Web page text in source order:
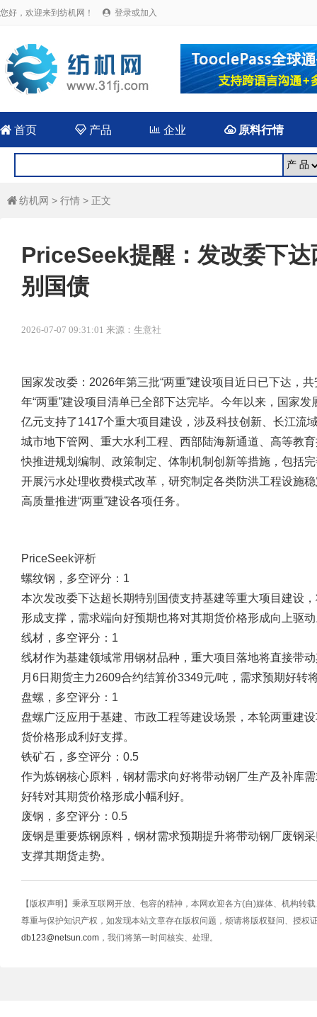
您好，欢迎来到纺机网！  登录或加入
 首页 产品  企业 原料行情
 纺机网 > 行情 > 正文
PriceSeek提醒：发改委下
别国债
2026-07-07 09:31:01 来源：生意社
国家发改委：2026年第三批“两重”建设项目近日已下达，
年“两重”建设项目清单已全部下达完毕。今年以来，国家
亿元支持了1417个重大项目建设，涉及科技创新、长江流
城市地下管网、重大水利工程、西部陆海新通道、高等教
快推进规划编制、政策制定、体制机制创新等措施，包括
开展污水处理收费模式改革，研究制定各类防洪工程设施
高质量推进“两重”建设各项任务。
PriceSeek评析
螺纹钢，多空评分：1
本次发改委下达超长期特别国债支持基建等重大项目建设
形成支撑，需求端向好预期也将对其期货价格形成向上驱
线材，多空评分：1
线材作为基建领域常用钢材品种，重大项目落地将直接带
月6日期货主力2609合约结算价3349元/吨，需求预期好转
盘螺，多空评分：1
盘螺广泛应用于基建、市政工程等建设场景，本轮两重建
货价格形成利好支撑。
铁矿石，多空评分：0.5
作为炼钢核心原料，钢材需求向好将带动钢厂生产及补库
好转对其期货价格形成小幅利好。
废钢，多空评分：0.5
废钢是重要炼钢原料，钢材需求预期提升将带动钢厂废钢
支撑其期货走势。
【版权声明】秉承互联网开放、包容的精神，本网欢迎各方(自)媒体、机构转
尊重与保护知识产权，如发现本站文章存在版权问题，烦请将版权疑问、授权
db123@netsun.com ，我们将第一时间核实、处理。